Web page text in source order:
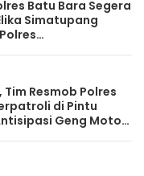
Batu Bara Segera
Simatupang
Resmob Polres
di Pintu
Geng Motor